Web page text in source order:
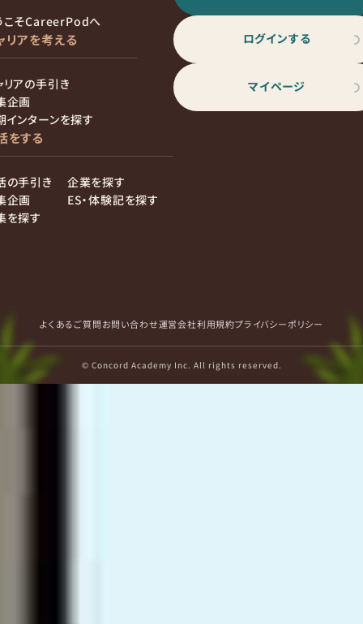
こそCareerPodへ
リアを考える
リアの手引き
企画
インターンを探す
をする
の手引き
企画
を探す
企業を探す
ES・体験記を探す
ログインする
マイページ
よくあるご質問お問い合わせ運営会社利用規約プライバシーポリシー
© Concord Academy Inc. All rights reserved.